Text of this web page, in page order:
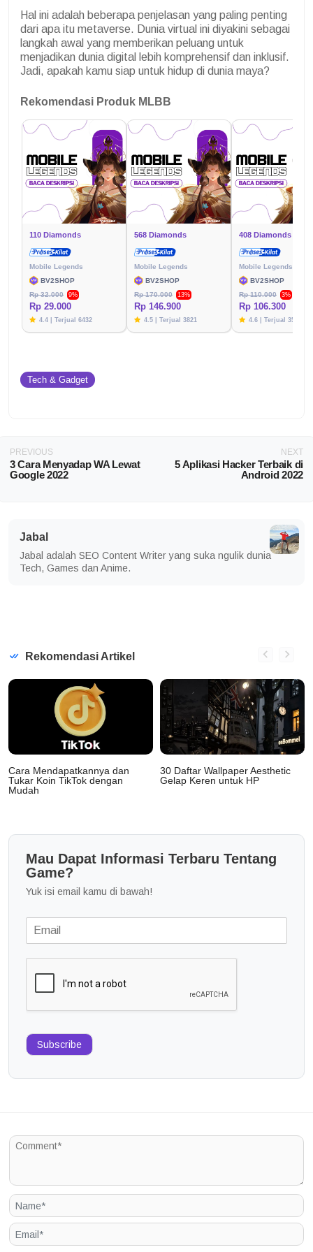
Hal ini adalah beberapa penjelasan yang paling penting
dari apa itu metaverse. Dunia virtual ini diyakini sebagai
langkah awal yang memberikan peluang untuk
menjadikan dunia digital lebih komprehensif dan inklusif.
Jadi, apakah kamu siap untuk hidup di dunia maya?
Rekomendasi Produk MLBB
110 Diamonds
Mobile Legends
BV2SHOP
Rp 32.000
9%
Rp 29.000
4.4 | Terjual 6432
568 Diamonds
Mobile Legends
BV2SHOP
Rp 170.000
13%
Rp 146.900
4.5 | Terjual 3821
408 Diamonds
Mobile Legends
BV2SHOP
Rp 110.000
3%
Rp 106.300
4.6 | Terjual 3576
Tech & Gadget
PREVIOUS
3 Cara Menyadap WA Lewat
Google 2022
NEXT
5 Aplikasi Hacker Terbaik di
Android 2022
Jabal
Jabal adalah SEO Content Writer yang suka ngulik dunia
Tech, Games dan Anime.
Rekomendasi Artikel
Cara Mendapatkannya dan
Tukar Koin TikTok dengan
Mudah
30 Daftar Wallpaper Aesthetic
Gelap Keren untuk HP
Mau Dapat Informasi Terbaru Tentang
Game?
Yuk isi email kamu di bawah!
Subscribe